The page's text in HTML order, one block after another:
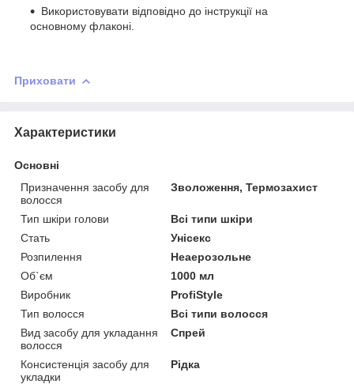
Використовувати відповідно до інструкції на
основному флаконі.
Приховати
Характеристики
Основні
Призначення засобу для
волосся
Зволоження, Термозахист
Тип шкіри голови
Всі типи шкіри
Стать
Унісекс
Розпилення
Неаерозольне
Об`єм
1000 мл
Виробник
ProfiStyle
Тип волосся
Всі типи волосся
Вид засобу для укладання
волосся
Спрей
Консистенція засобу для
укладки
Рідка